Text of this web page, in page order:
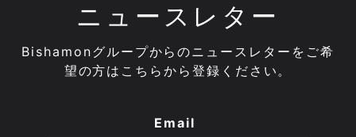
ニュースレター
Bishamonグループからのニュースレターをご希
望の方はこちらから登録ください。
Email